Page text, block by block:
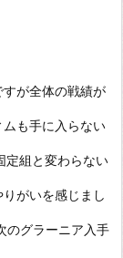
が全体の戦績が
も手に入らない
定組と変わらない
がいを感じまし
のグラーニア入手